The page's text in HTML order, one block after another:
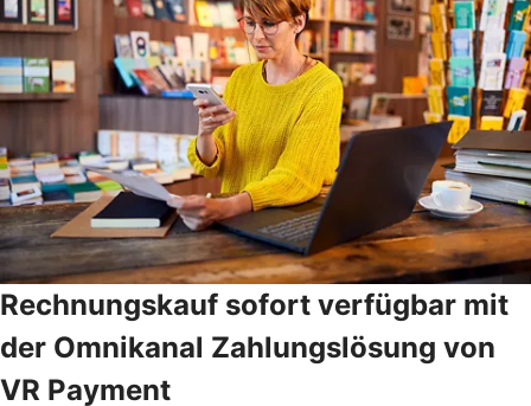
Rechnungskauf sofort verfügbar mit
der Omnikanal Zahlungslösung von
VR Payment